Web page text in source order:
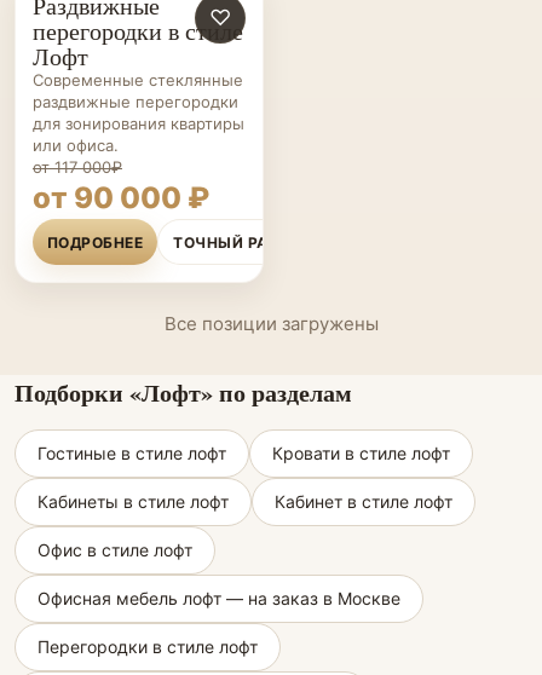
ПЕРЕГОРОДКИ НА ЗАКАЗ
♡
перегородки в стиле
Лофт
Современные стеклянные
раздвижные перегородки
для зонирования квартиры
или офиса.
от 117 000₽
от 90 000 ₽
ПОДРОБНЕЕ ТОЧНЫЙ РАСЧЁТ
Все позиции загружены
Подборки «Лофт» по разделам
Гостиные в стиле лофт Кровати в стиле лофт
Кабинеты в стиле лофт Кабинет в стиле лофт
Офис в стиле лофт
Офисная мебель лофт — на заказ в Москве
Перегородки в стиле лофт